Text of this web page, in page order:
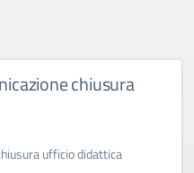
chiusura
ufficio didattica